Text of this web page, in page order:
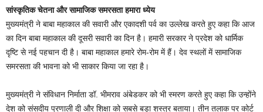
सांस्कृतिक चेतना और सामाजिक समरसता हमारा ध्येय
मुख्यमंत्री ने बाबा महाकाल की सवारी और एकादशी पर्व का उल्लेख करते हुए कहा कि आज
का दिन बाबा महाकाल की दूसरी सवारी का दिन है। हमारी सरकार ने प्रदेश को धार्मिक
दृष्टि से नई पहचान दी है। बाबा महाकाल हमारे रोम-रोम में हैं। देव स्थलों में सामाजिक
समरसता की भावना को भी साकार किया जा रहा है।
मुख्यमंत्री ने संविधान निर्माता डॉ. भीमराव अंबेडकर को भी स्मरण करते हुए कहा कि उन्होंने
देश को संसदीय प्रणाली दी और शिक्षा को सबसे बड़ा शस्त्र बताया। तीन तलाक पर कोर्ट